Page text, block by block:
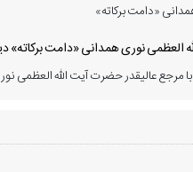
«دامت برکاته»
نوری همدانی «دامت برکاته»
عالیقدر حضرت آیت الله العظمی